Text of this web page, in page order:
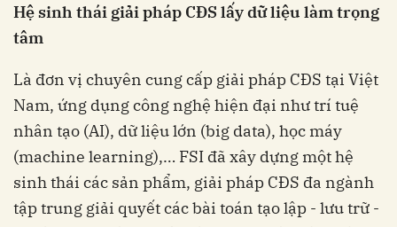
Hệ sinh thái giải pháp CĐS lấy dữ liệu làm trọng
tâm
Là đơn vị chuyên cung cấp giải pháp CĐS tại Việt
Nam, ứng dụng công nghệ hiện đại như trí tuệ
nhân tạo (AI), dữ liệu lớn (big data), học máy
(machine learning),… FSI đã xây dựng một hệ
sinh thái các sản phẩm, giải pháp CĐS đa ngành
tập trung giải quyết các bài toán tạo lập - lưu trữ -